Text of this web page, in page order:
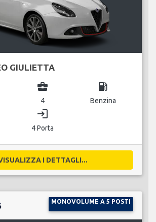
GIULIETTA
business_center
4
local_gas_station
Benzina
login
4 Porta
I DETTAGLI...
MONOVOLUME A 5 POSTI